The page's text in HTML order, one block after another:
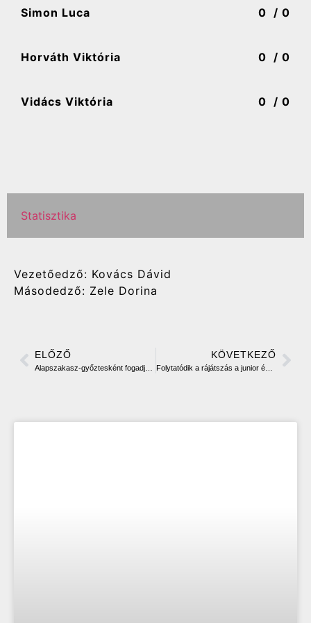
Simon Luca 0 / 0
Horváth Viktória 0 / 0
Vidács Viktória 0 / 0
Statisztika
Vezetőedző: Kovács Dávid
Másodedző: Zele Dorina
ELŐZŐ KÖVETKEZŐ
Folytatódik a rájátszás a junior és a kadett fiúknál